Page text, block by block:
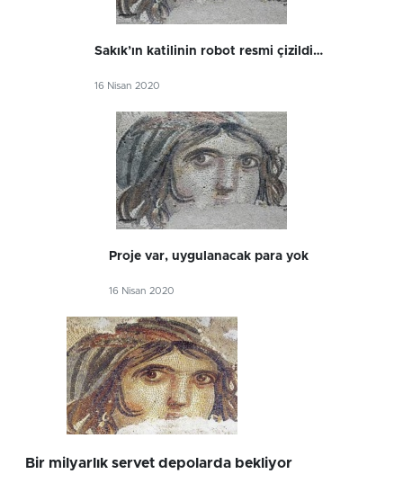
Sakık’ın katilinin robot resmi çizildi…
16 Nisan 2020
Proje var, uygulanacak para yok
16 Nisan 2020
Bir milyarlık servet depolarda bekliyor